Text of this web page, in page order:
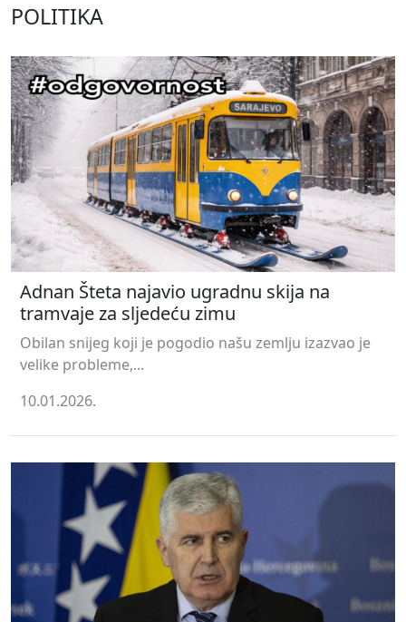
POLITIKA
Adnan Šteta najavio ugradnu skija na
tramvaje za sljedeću zimu
Obilan snijeg koji je pogodio našu zemlju izazvao je
velike probleme,...
10.01.2026.